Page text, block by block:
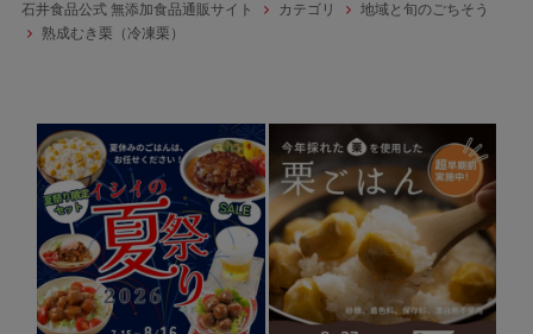
石井食品公式 無添加食品通販サイト カテゴリ
地域と旬のごちそう
熟成むき栗（冷凍栗）